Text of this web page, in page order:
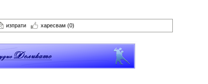
изпрати харесвам (0)